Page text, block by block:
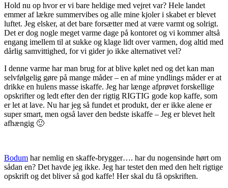
Hold nu op hvor er vi bare heldige med vejret var? Hele landet
emmer af lækre summervibes og alle mine kjoler i skabet er blevet
luftet. Jeg elsker, at det bare forsætter med at være varmt og solrigt.
Det er dog nogle meget varme dage på kontoret og vi kommer altså
engang imellem til at sukke og klage lidt over varmen, dog altid med
dårlig samvittighed, for vi gider jo ikke alternativet vel?
I denne varme har man brug for at blive kølet ned og det kan man
selvfølgelig gøre på mange måder – en af mine yndlings måder er at
drikke en hulens masse iskaffe. Jeg har længe afprøvet forskellige
opskrifter og ledt efter den der rigtig RIGTIG gode kop kaffe, som
er let at lave. Nu har jeg så fundet et produkt, der er ikke alene er
super smart, men også laver den bedste iskaffe – Jeg er blevet helt
afhængig 🙂
Bodum har nemlig en skaffe-brygger…. har du nogensinde hørt om
sådan en? Det havde jeg ikke. Jeg har testet den med den helt rigtige
opskrift og det bliver så god kaffe! Her skal du få opskriften.